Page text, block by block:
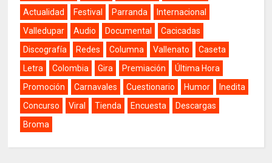
Actualidad
Festival Parranda
Internacional
Valledupar
Audio Documental
Cacicadas
Discografía
Redes Columna Vallenato
Caseta
Letra
Colombia Gira Premiación
Última Hora
Promoción
Carnavales Cuestionario Humor
Inedita
Concurso
Viral Tienda Encuesta
Descargas
Broma